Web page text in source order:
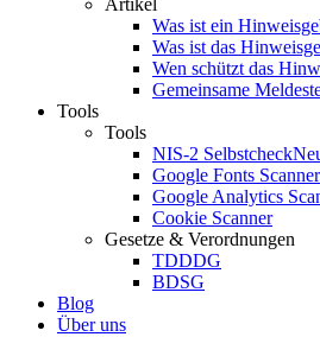
Artikel
Was ist ein
Was ist das
Wen schützt das
Gemeinsame
Tools
Tools
NIS-2 Selbstcheck
Google Fonts Scanner
Google Analytics
Cookie Scanner
Gesetze & Verordnungen
TDDDG
BDSG
Blog
Über uns